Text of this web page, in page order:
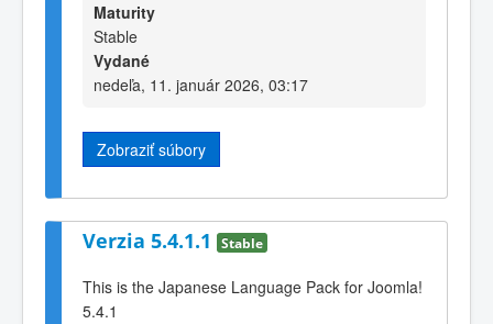
Maturity
Stable
Vydané
nedeľa, 11. január 2026, 03:17
Zobraziť súbory
Verzia 5.4.1.1 Stable
This is the Japanese Language Pack for Joomla!
5.4.1